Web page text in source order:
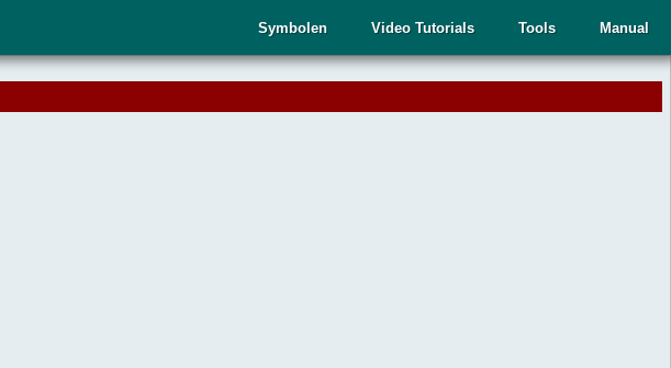
Manual
Tools
Video Tutorials
Symbolen